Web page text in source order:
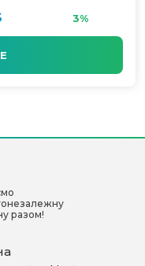
3%
разом!